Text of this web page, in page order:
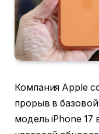
Компания Apple
прорыв в
модель iPhone 17